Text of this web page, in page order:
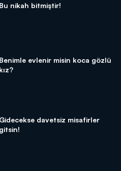
Bu nikah bitmiştir!
Benimle evlenir misin koca gözlü
kız?
Gidecekse davetsiz misafirler
gitsin!